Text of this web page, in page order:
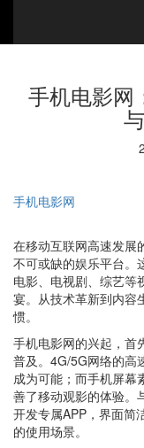
手机电影网
手机电影网
在移动互联网高速发展
不可或缺的娱乐平台。
电影、电视剧、综艺等
宴。从技术革新到内容
惯。
手机电影网的兴起，首
普及。4G/5G网络的高
成为可能；而手机屏幕
善了移动观影的体验。
开发专属APP，界面简
的使用场景。